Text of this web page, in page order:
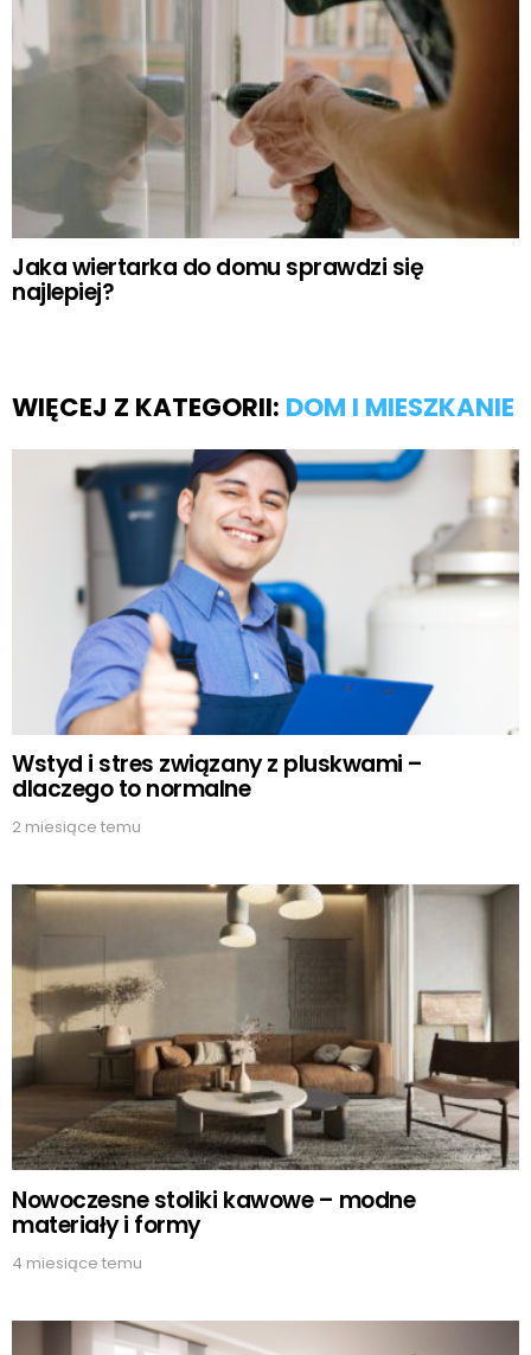
Jaka wiertarka do domu sprawdzi się
najlepiej?
WIĘCEJ Z KATEGORII: DOM I MIESZKANIE
Wstyd i stres związany z pluskwami –
dlaczego to normalne
2 miesiące temu
Nowoczesne stoliki kawowe – modne
materiały i formy
4 miesiące temu